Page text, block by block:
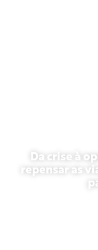
Da crise à
repensar as